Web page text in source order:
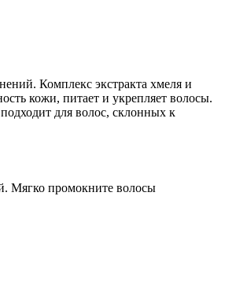
Комплекс экстракта хмеля и
кожи, питает и укрепляет волосы.
для волос, склонных к
Мягко промокните волосы